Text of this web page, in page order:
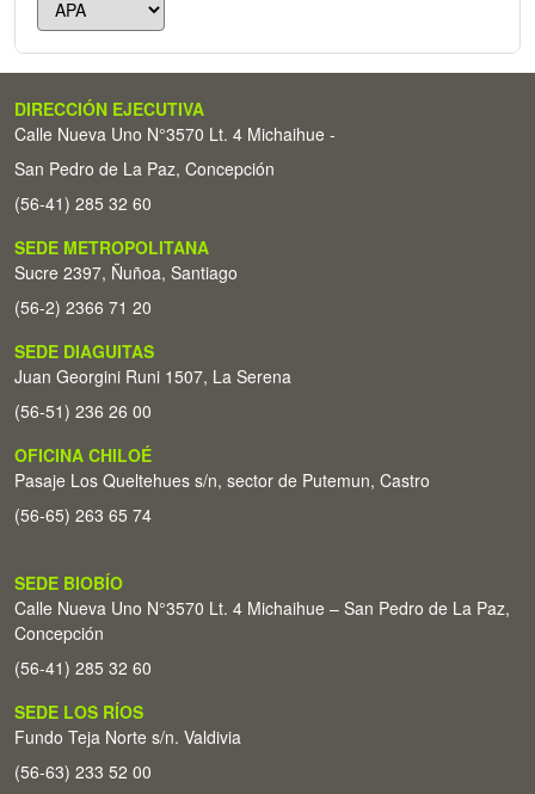
DIRECCIÓN EJECUTIVA
Calle Nueva Uno N°3570 Lt. 4 Michaihue -
San Pedro de La Paz, Concepción
(56-41) 285 32 60
SEDE METROPOLITANA
Sucre 2397, Ñuñoa, Santiago
(56-2) 2366 71 20
SEDE DIAGUITAS
Juan Georgini Runi 1507, La Serena
(56-51) 236 26 00
OFICINA CHILOÉ
Pasaje Los Queltehues s/n, sector de Putemun, Castro
(56-65) 263 65 74
SEDE BIOBÍO
Calle Nueva Uno N°3570 Lt. 4 Michaihue – San Pedro de La Paz,
Concepción
(56-41) 285 32 60
SEDE LOS RÍOS
Fundo Teja Norte s/n. Valdivia
(56-63) 233 52 00